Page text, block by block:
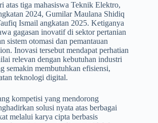
atas tiga mahasiswa Teknik Elektro,
2024, Gumilar Maulana Shidiq
Ismail angkatan 2025. Ketiganya
gagasan inovatif di sektor pertanian
sistem otomasi dan pemantauan
Inovasi tersebut mendapat perhatian
relevan dengan kebutuhan industri
semakin membutuhkan efisiensi,
teknologi digital.
kompetisi yang mendorong
solusi nyata atas berbagai
melalui karya cipta berbasis